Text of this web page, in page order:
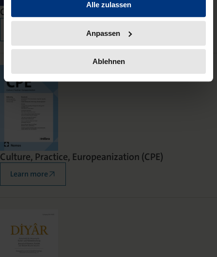
Alle zulassen
Anpassen
Ablehnen
Concilium
Fact sheet
Culture, Practice, Europeanization (CPE)
Learn more